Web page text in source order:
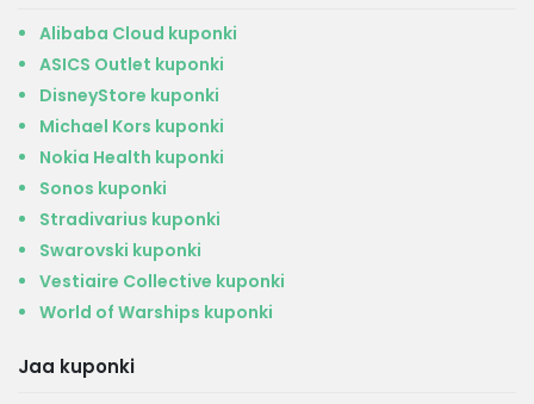
Alibaba Cloud kuponki
ASICS Outlet kuponki
DisneyStore kuponki
Michael Kors kuponki
Nokia Health kuponki
Sonos kuponki
Stradivarius kuponki
Swarovski kuponki
Vestiaire Collective kuponki
World of Warships kuponki
Jaa kuponki